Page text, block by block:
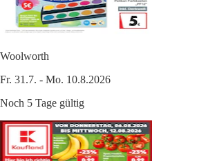
Woolworth
Fr. 31.7. - Mo. 10.8.2026
Noch 5 Tage gültig